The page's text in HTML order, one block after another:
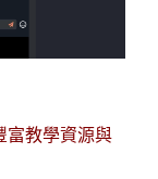
富教學資源與